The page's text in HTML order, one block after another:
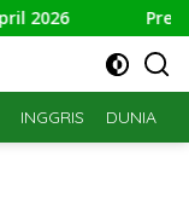
Prediksi
INGGRIS DUNIA